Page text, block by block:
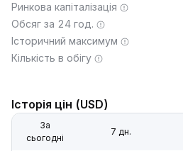
Ринкова капіталізація
Обсяг за 24 год.
Історичний максимум
Кількість в обігу
Історія цін (USD)
За
сьогодні
7 дн.